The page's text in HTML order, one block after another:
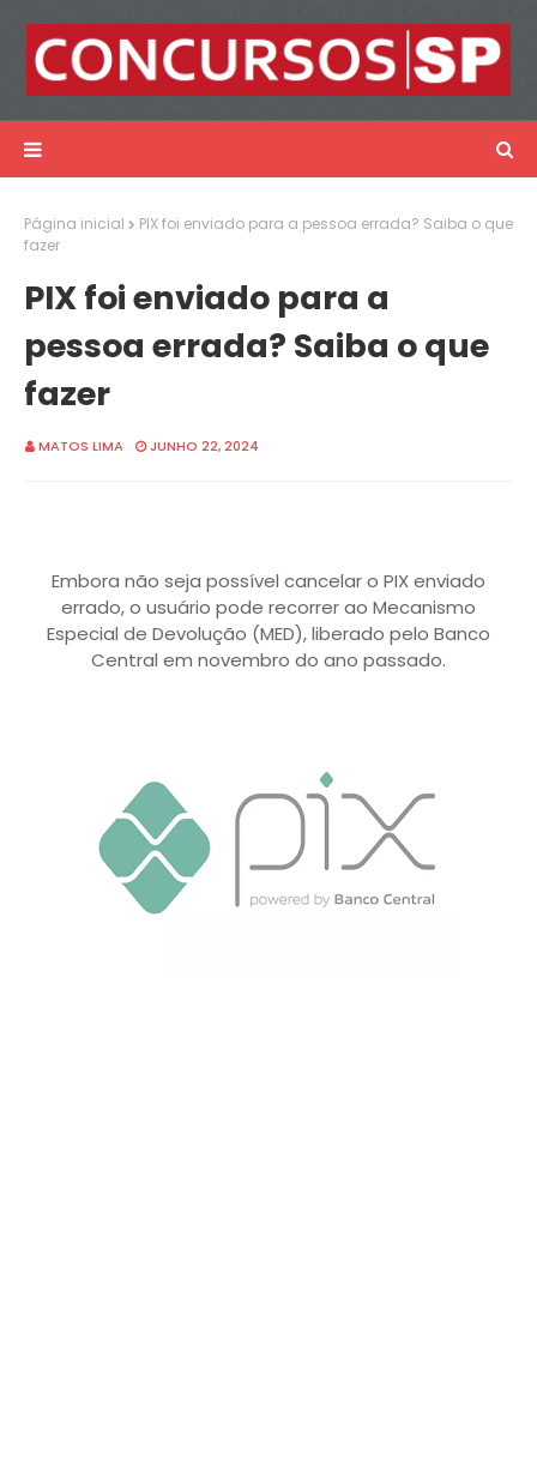
Página inicial
PIX foi enviado para a pessoa errada? Saiba o que
fazer
PIX foi enviado para a
pessoa errada? Saiba o que
fazer
MATOS LIMA JUNHO 22, 2024
Embora não seja possível cancelar o PIX enviado
errado, o usuário pode recorrer ao Mecanismo
Especial de Devolução (MED), liberado pelo Banco
Central em novembro do ano passado.